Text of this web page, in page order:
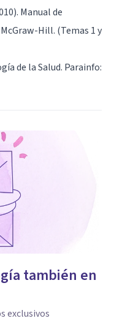
Manual de
Hill. (Temas 1 y
de la Salud. Parainfo:
también en
exclusivos